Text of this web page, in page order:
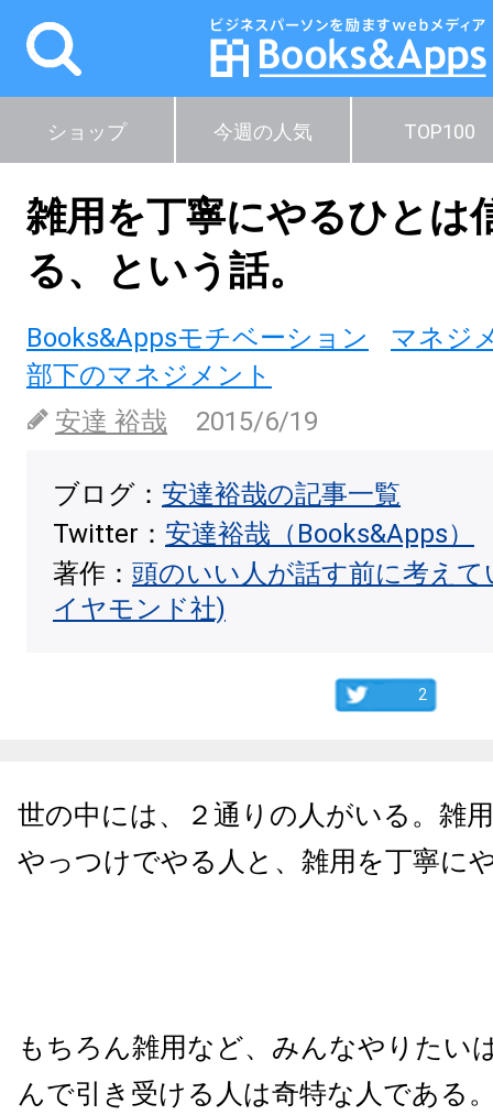
ショップ 今週の人気 TOP100
雑用を丁寧にやるひとは
る、という話。
Books&Appsモチベーション
マネジ
部下のマネジメント
安達 裕哉
2015/6/19
ブログ： 安達裕哉の記事一覧
Twitter： 安達裕哉（Books&Apps）
著作： 頭のいい人が話す前に考え
イヤモンド社)
2
世の中には、２通りの人がいる。雑
やっつけでやる人と、雑用を丁寧に
もちろん雑用など、みんなやりたい
んで引き受ける人は奇特な人である